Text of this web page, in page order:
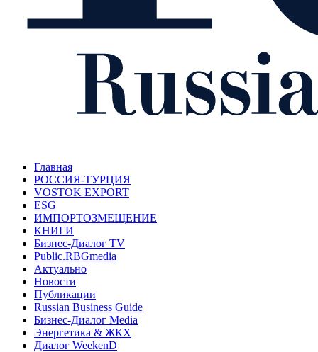
Главная
РОССИЯ-ТУРЦИЯ
VOSTOK EXPORT
ESG
ИМПОРТОЗМЕЩЕНИЕ
КНИГИ
Бизнес-Диалог TV
Public.RBGmedia
Актуально
Новости
Публикации
Russian Business Guide
Бизнес-Диалог Media
Энергетика & ЖКХ
Диалог WeekenD